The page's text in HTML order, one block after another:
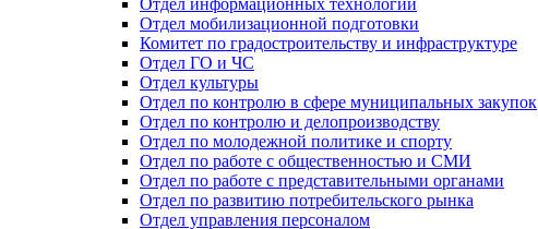
Отдел мобилизационной подготовки
Комитет по градостроительству и инфраструктуре
Отдел ГО и ЧС
Отдел культуры
Отдел по контролю в сфере муниципальных закупок
Отдел по контролю и делопроизводству
Отдел по молодежной политике и спорту
Отдел по работе с общественностью и СМИ
Отдел по работе с представительными органами
Отдел по развитию потребительского рынка
Отдел управления персоналом